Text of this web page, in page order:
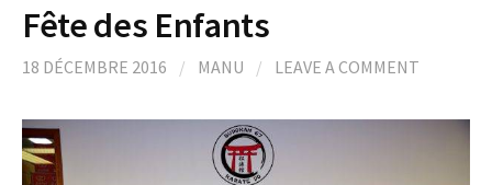
Fête des Enfants
18 DÉCEMBRE 2016 / MANU / LEAVE A COMMENT